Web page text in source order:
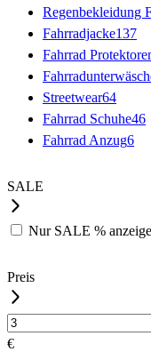
Regenbekleidung
Fahrradjacke137
Fahrrad
Streetwear64
Fahrrad Schuhe46
Fahrrad Anzug6
SALE
Nur SALE %
Preis
€